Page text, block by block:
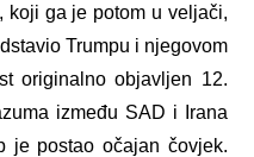
koji ga je potom u veljači,
Trumpu i njegovom
originalno objavljen 12.
između SAD i Irana
je postao očajan čovjek.